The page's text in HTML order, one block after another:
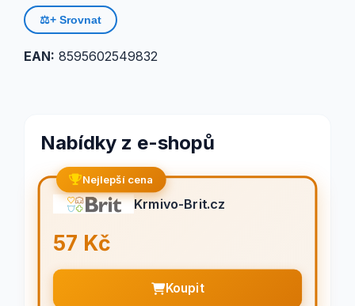
⚖️+ Srovnat
EAN: 8595602549832
Nabídky z e-shopů
Nejlepší cena
Krmivo-Brit.cz
57 Kč
Koupit